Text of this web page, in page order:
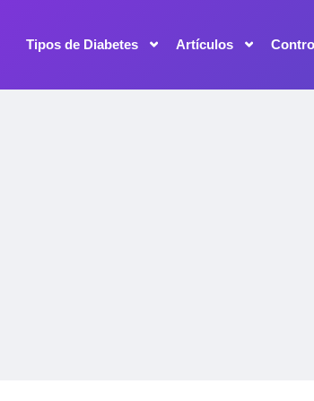
Tipos de Diabetes Artículos